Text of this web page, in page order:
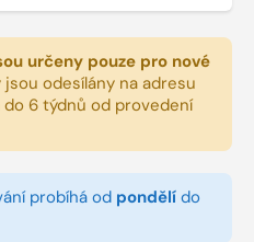
určeny pouze pro nové
jsou odesílány na adresu
6 týdnů od provedení
probíhá od pondělí do